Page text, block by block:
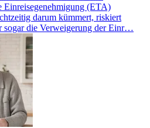
Einreisegenehmigung (ETA)
darum kümmert, riskiert
sogar die Verweigerung der Einr…